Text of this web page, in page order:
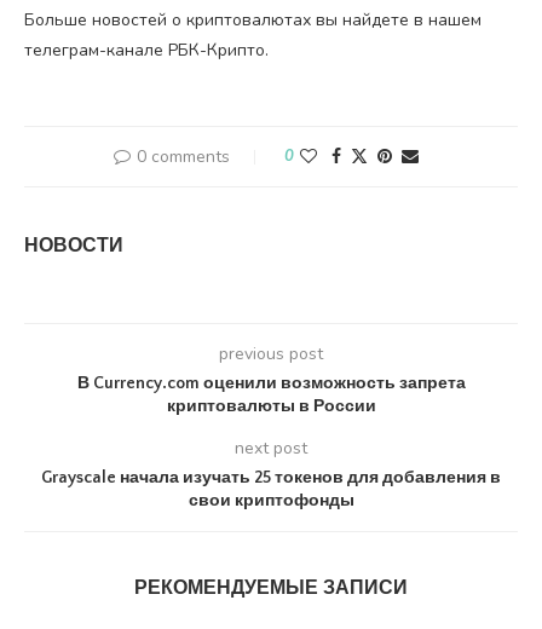
Больше новостей о криптовалютах вы найдете в нашем
телеграм-канале РБК-Крипто.
0 comments 0
НОВОСТИ
previous post
В Currency.com оценили возможность запрета
криптовалюты в России
next post
Grayscale начала изучать 25 токенов для добавления в
свои криптофонды
РЕКОМЕНДУЕМЫЕ ЗАПИСИ